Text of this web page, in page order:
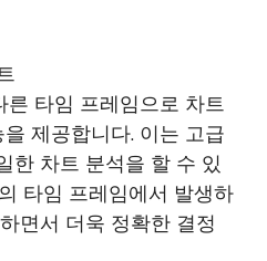
타임 프레임으로 차트
제공합니다. 이는 고급
한 차트 분석을 할 수 있
타임 프레임에서 발생하
면서 더욱 정확한 결정